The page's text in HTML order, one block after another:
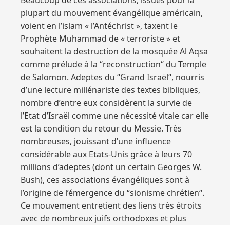
plupart du mouvement évangélique américain,
voient en l’islam « l’Antéchrist », taxent le
Prophète Muhammad de « terroriste » et
souhaitent la destruction de la mosquée Al Aqsa
comme prélude à la “reconstruction“ du Temple
de Salomon. Adeptes du “Grand Israël“, nourris
d’une lecture millénariste des textes bibliques,
nombre d’entre eux considèrent la survie de
l’Etat d’Israël comme une nécessité vitale car elle
est la condition du retour du Messie. Très
nombreuses, jouissant d’une influence
considérable aux Etats-Unis grâce à leurs 70
millions d’adeptes (dont un certain Georges W.
Bush), ces associations évangéliques sont à
l’origine de l’émergence du “sionisme chrétien“.
Ce mouvement entretient des liens très étroits
avec de nombreux juifs orthodoxes et plus